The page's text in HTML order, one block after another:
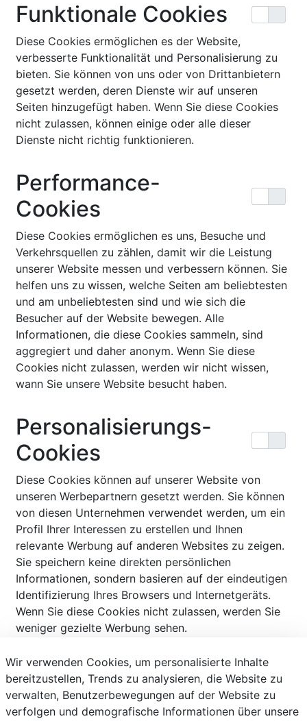
Funktionale Cookies
Diese Cookies ermöglichen es der Website,
verbesserte Funktionalität und Personalisierung zu
bieten. Sie können von uns oder von Drittanbietern
gesetzt werden, deren Dienste wir auf unseren
Seiten hinzugefügt haben. Wenn Sie diese Cookies
nicht zulassen, können einige oder alle dieser
Dienste nicht richtig funktionieren.
Performance-
Cookies
Diese Cookies ermöglichen es uns, Besuche und
Verkehrsquellen zu zählen, damit wir die Leistung
unserer Website messen und verbessern können. Sie
helfen uns zu wissen, welche Seiten am beliebtesten
und am unbeliebtesten sind und wie sich die
Besucher auf der Website bewegen. Alle
Informationen, die diese Cookies sammeln, sind
aggregiert und daher anonym. Wenn Sie diese
Cookies nicht zulassen, werden wir nicht wissen,
wann Sie unsere Website besucht haben.
Personalisierungs-
Cookies
Diese Cookies können auf unserer Website von
unseren Werbepartnern gesetzt werden. Sie können
von diesen Unternehmen verwendet werden, um ein
Profil Ihrer Interessen zu erstellen und Ihnen
relevante Werbung auf anderen Websites zu zeigen.
Sie speichern keine direkten persönlichen
Informationen, sondern basieren auf der eindeutigen
Identifizierung Ihres Browsers und Internetgeräts.
Wenn Sie diese Cookies nicht zulassen, werden Sie
weniger gezielte Werbung sehen.
Bestätigen Alle akzeptieren Alle ablehnen
Wir verwenden Cookies, um personalisierte Inhalte
bereitzustellen, Trends zu analysieren, die Website zu
verwalten, Benutzerbewegungen auf der Website zu
verfolgen und demografische Informationen über unsere